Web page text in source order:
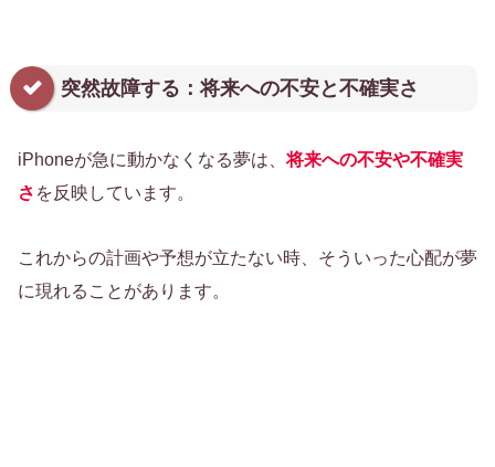
突然故障する：将来への不安と不確実さ
iPhoneが急に動かなくなる夢は、将来への不安や不確実
さ を反映しています。
これからの計画や予想が立たない時、そういった心配が夢
に現れることがあります。